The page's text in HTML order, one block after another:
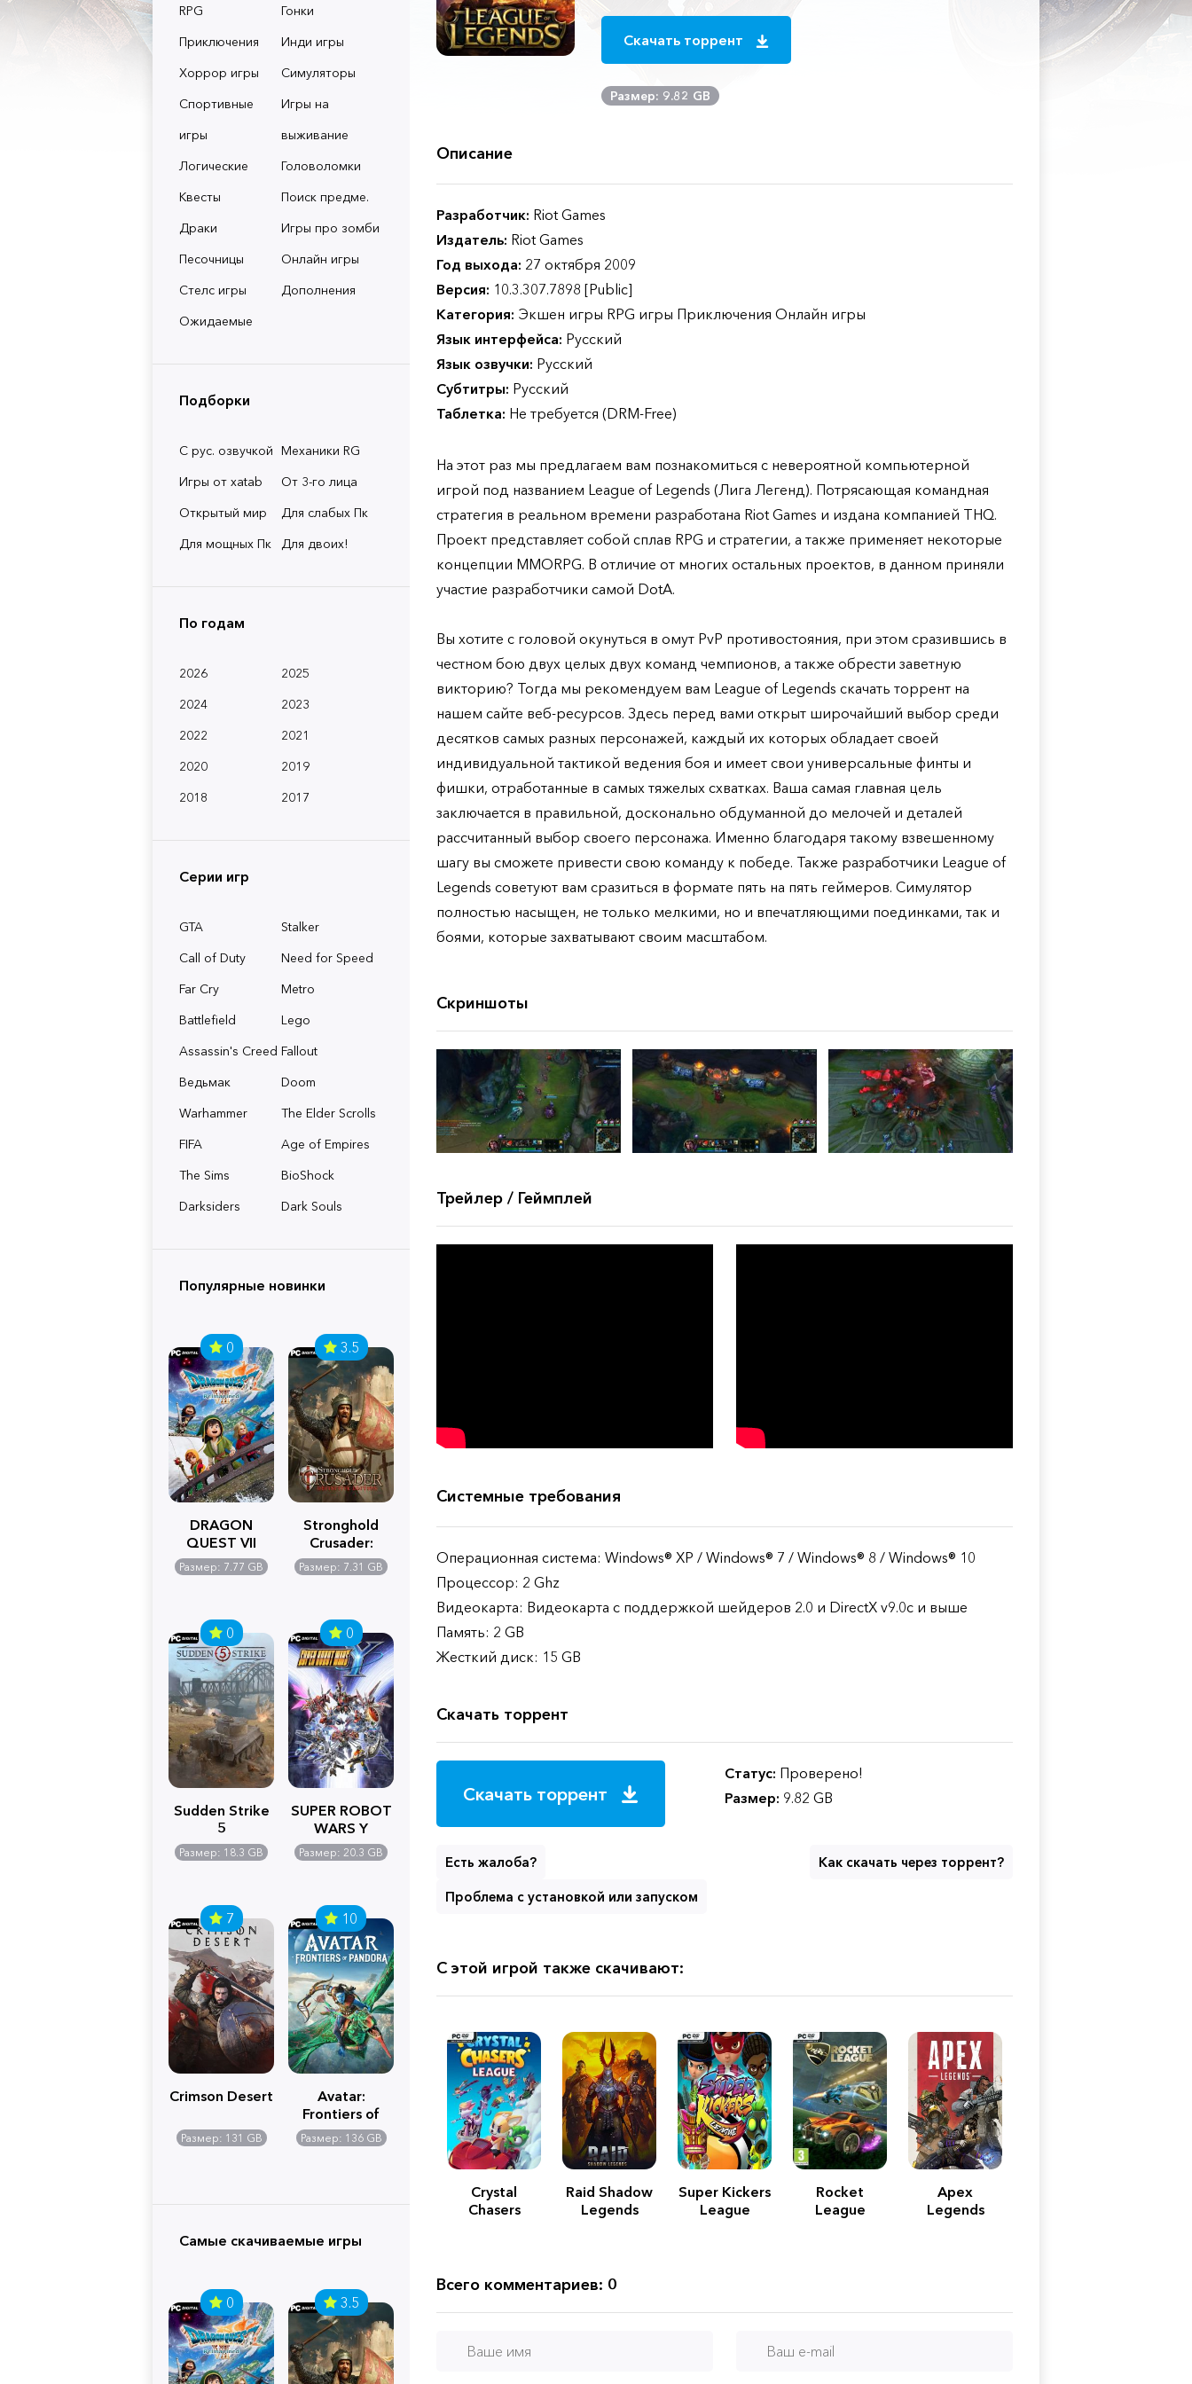
RPG
Гонки
Приключения
Инди игры
Хоррор игры
Симуляторы
Спортивные
игры
Игры на
выживание
Логические
Головоломки
Квесты
Поиск предме.
Драки
Игры про зомби
Песочницы
Онлайн игры
Стелс игры
Дополнения
Ожидаемые
Подборки
С рус. озвучкой Механики RG
Игры от xatab
От 3-го лица
Открытый мир
Для слабых Пк
Для мощных Пк
Для двоих!
По годам
2026
2025
2024
2023
2022
2021
2020
2019
2018
2017
Серии игр
GTA
Stalker
Call of Duty
Need for Speed
Far Cry
Metro
Battlefield
Lego
Assassin's Creed Fallout
Ведьмак
Doom
Warhammer
The Elder Scrolls
FIFA
Age of Empires
The Sims
BioShock
Darksiders
Dark Souls
Популярные новинки
0
DRAGON
QUEST VII
Reimagined
Размер: 7.77 GB
3.5
Stronghold
Crusader:
Definitive
Edition
Размер: 7.31 GB
0
Sudden Strike
5
Размер: 18.3 GB
0
SUPER ROBOT
WARS Y
Размер: 20.3 GB
7
Crimson Desert
Размер: 131 GB
10
Avatar:
Frontiers of
Pandora
Размер: 136 GB
Самые скачиваемые игры
0 3.5
Скачать торрент
Размер: 9.82 GB
Описание
Разработчик: Riot Games
Издатель: Riot Games
Год выхода: 27 октября 2009
Версия: 10.3.307.7898 [Public]
Категория: Экшен игры RPG игры Приключения Онлайн игры
Язык интерфейса: Русский
Язык озвучки: Русский
Субтитры: Русский
Таблетка: Не требуется (DRM-Free)
На этот раз мы предлагаем вам познакомиться с невероятной компьютерной
игрой под названием League of Legends (Лига Легенд). Потрясающая командная
стратегия в реальном времени разработана Riot Games и издана компанией THQ.
Проект представляет собой сплав RPG и стратегии, а также применяет некоторые
концепции MMORPG. В отличие от многих остальных проектов, в данном приняли
участие разработчики самой DotA.
Вы хотите с головой окунуться в омут PvP противостояния, при этом сразившись в
честном бою двух целых двух команд чемпионов, а также обрести заветную
викторию? Тогда мы рекомендуем вам League of Legends скачать торрент на
нашем сайте веб-ресурсов. Здесь перед вами открыт широчайший выбор среди
десятков самых разных персонажей, каждый их которых обладает своей
индивидуальной тактикой ведения боя и имеет свои универсальные финты и
фишки, отработанные в самых тяжелых схватках. Ваша самая главная цель
заключается в правильной, досконально обдуманной до мелочей и деталей
рассчитанный выбор своего персонажа. Именно благодаря такому взвешенному
шагу вы сможете привести свою команду к победе. Также разработчики League of
Legends советуют вам сразиться в формате пять на пять геймеров. Симулятор
полностью насыщен, не только мелкими, но и впечатляющими поединками, так и
боями, которые захватывают своим масштабом.
Скриншоты
Трейлер / Геймплей
Системные требования
Операционная система: Windows® XP / Windows® 7 / Windows® 8 / Windows® 10
Процессор: 2 Ghz
Видеокарта: Видеокарта с поддержкой шейдеров 2.0 и DirectX v9.0c и выше
Память: 2 GB
Жесткий диск: 15 GB
Скачать торрент
Скачать торрент
Статус: Проверено!
Размер: 9.82 GB
Есть жалоба? Как скачать через торрент?
Проблема с установкой или запуском
С этой игрой также скачивают:
Crystal
Chasers
Raid Shadow
Legends
Super Kickers
League
Rocket
League
Apex
Legends
Всего комментариев: 0